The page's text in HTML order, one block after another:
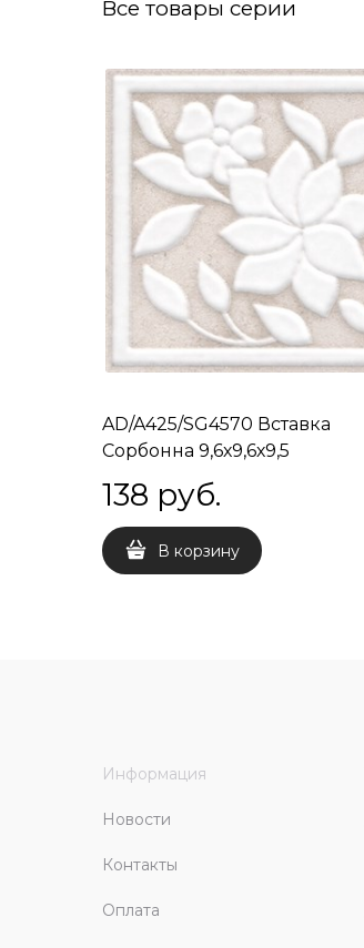
Все товары серии
AD/A425/SG4570 Вставка
Сорбонна 9,6х9,6х9,5
138 руб.
В корзину
Информация
Новости
Контакты
Оплата